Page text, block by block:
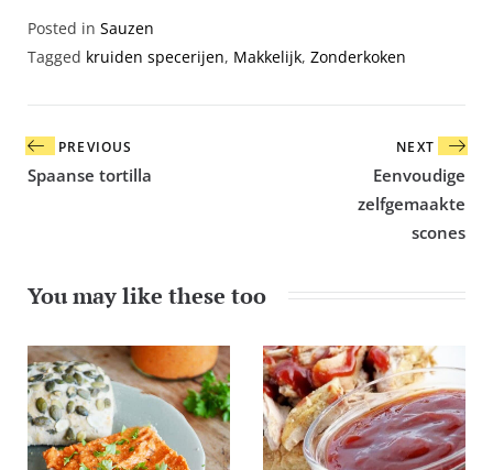
Posted in Sauzen
Tagged kruiden specerijen, Makkelijk, Zonderkoken
Bericht
navigatie
PREVIOUS
Spaanse tortilla
NEXT
Eenvoudige
zelfgemaakte
scones
You may like these too